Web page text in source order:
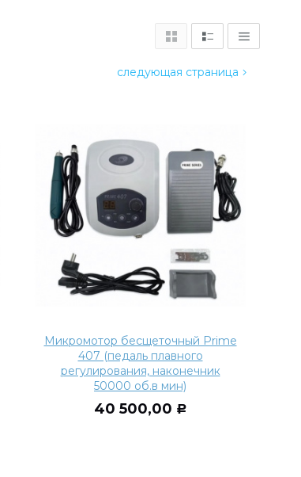
следующая страница
Микромотор бесщеточный Prime
407 (педаль плавного
регулирования, наконечник
50000 об.в мин)
40 500,00 Р